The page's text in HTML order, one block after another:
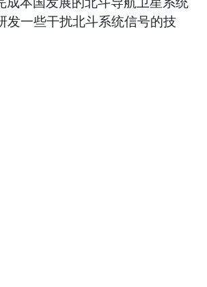
发一些干扰北斗系统信号的技